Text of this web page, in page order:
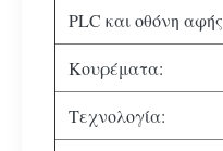
PLC και οθόνη αφής
Κουρέματα:
Τεχνολογία: